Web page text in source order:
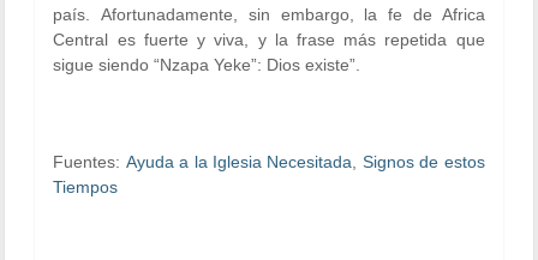
país. Afortunadamente, sin embargo, la fe de Africa
Central es fuerte y viva, y la frase más repetida que
sigue siendo “Nzapa Yeke”: Dios existe”.
Fuentes: Ayuda a la Iglesia Necesitada
Signos de estos
Tiempos